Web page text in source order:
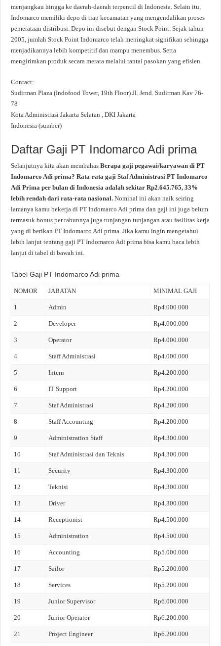
menjangkau hingga ke daerah-daerah terpencil di Indonesia. Selain itu,
Indomarco memiliki depo di tiap kecamatan yang mengendalikan proses
pemerataan distribusi. Depo ini disebut dengan Stock Point. Sejak tahun
2005, jumlah Stock Point Indomarco telah meningkat signifikan sehingga
menjadikannya lebih kompetitif dan mampu menembus. Serta
mengirimkan produk secara merata melalui rantai pasokan yang efisien.
Contact:
Sudirman Plaza (Indofood Tower, 19th Floor) Jl. Jend. Sudirman Kav 76-
78
Kota Administrasi Jakarta Selatan , DKI Jakarta
Indonesia (sumber)
Daftar Gaji PT Indomarco Adi prima
Selanjutnya kita akan membahasBerapa gaji pegawai/karyawan di PT
Indomarco Adi prima? Rata-rata gaji Staf Administrasi PT Indomarco
Adi Prima per bulan di Indonesia adalah sekitar Rp2.645.765, 33%
lebih rendah dari rata-rata nasional.Nominal ini akan naik seiring
lamanya kamu bekerja di PT Indomarco Adi prima dan gaji ini juga belum
termasuk bonus per tahunnya juga tunjangan tunjangan atau fasilitas kerja
yang di berikan PT Indomarco Adi prima. Jika kamu ingin mengetahui
lebih lanjut tentang gaji PT Indomarco Adi prima bisa kamu baca lebih
lanjut di tabel di bawah ini.
Tabel Gaji PT Indomarco Adi prima
NOMOR JABATAN MINIMAL GAJI
1 Admin Rp4.000.000
2 Developer Rp4.000.000
3 Operator Rp4.000.000
4 Staff Administrasi Rp4.000.000
5 Intern Rp4.200.000
6 IT Support Rp4.200.000
7 Staf Administrasi Rp4.200.000
8 Staff Accounting Rp4.200.000
9 Administration Staff Rp4.300.000
10 Staf Administrasi dan Teknis Rp4.300.000
11 Security Rp4.300.000
12 Teknisi Rp4.300.000
13 Driver Rp4.300.000
14 Receptionist Rp4.500.000
15 Administration Rp4.500.000
16 Accounting Rp5.000.000
17 Sailor Rp5.200.000
18 Services Rp5.200.000
19 Junior Supervisor Rp6.000.000
20 Junior Operator Rp6.200.000
21 Project Engineer Rp6.200.000